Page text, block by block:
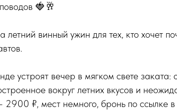
🍓🥂
винный ужин для тех, кто хочет
устроят вечер в мягком свете заката:
вокруг летних вкусов и
2900 ₽, мест немного, бронь по ссылке